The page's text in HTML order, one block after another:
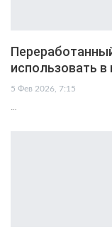
использовать
5 Фев 2026, 7:15
…